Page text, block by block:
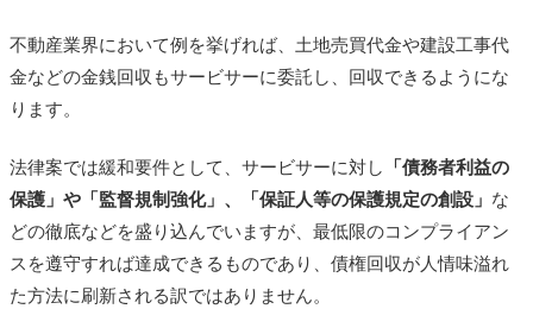
不動産業界において例を挙げれば、土地売買代金や建設工事代
金などの金銭回収もサービサーに委託し、回収できるようにな
ります。
法律案では緩和要件として、サービサーに対し
「債務者利益の
保護」や「監督規制強化」、「保証人等の保護規定の創設」 な
どの徹底などを盛り込んでいますが、最低限のコンプライアン
スを遵守すれば達成できるものであり、債権回収が人情味溢れ
た方法に刷新される訳ではありません。